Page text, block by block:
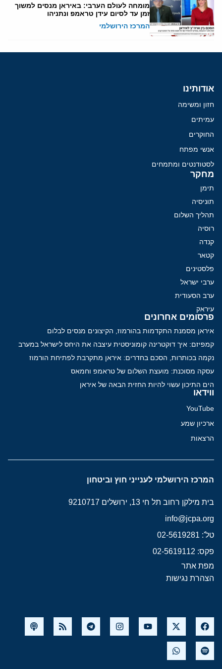
מומחה לעולם הערבי: באיראן מנסים למשוך
זמן עד לסיום עידן טראמפ ונתניהו
המרכז הירושלמי
אודותינו
חזון ומשימה
עמיתים
החוקרים
אנשי מפתח
לסטודנטים ומתמחים
מחקר
תימן
תוניסיה
תהליך השלום
רוסיה
קנדה
קטאר
פלסטינים
ערבי ישראל
ערב הסעודית
עיראק
פרסומים אחרונים
איראן מסמנת התקדמות בהורמוז, הקיצונים מנסים לבלום
קמפיזם: איך דוקטרינה קומוניסטית עיצבה את היחס לישראל במערב
נקמה בכותרות, הסכם בחדרים: איראן מתקרבת לפתיחת הורמוז
עסקה מסוכנת: מועצת השלום של טראמפ וחמאס
הים התיכון עשוי להיות החזית הבאה של איראן
ווידאו
YouTube
ארכיון שמע
הרצאות
המרכז הירושלמי לענייני חוץ וביטחון
בית מילקן רחוב תל חי 13, ירושלים 9210717
info@jcpa.org
טל': 02-5619281
פקס: 02-5619112
מפת אתר
הצהרת נגישות